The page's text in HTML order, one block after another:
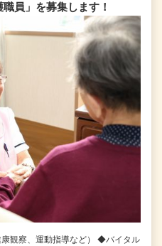
員」を募集します！
観察、運動指導など） ◆バイタル